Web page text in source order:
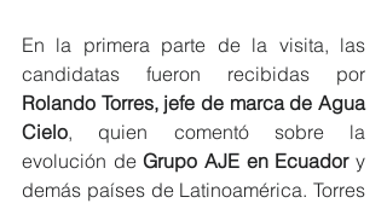
En la primera parte de la visita, las
Rolando Torres, jefe de marca de Agua
Cielo, quien comentó sobre la
evolución de Grupo AJE en Ecuador y
demás países de Latinoamérica. Torres